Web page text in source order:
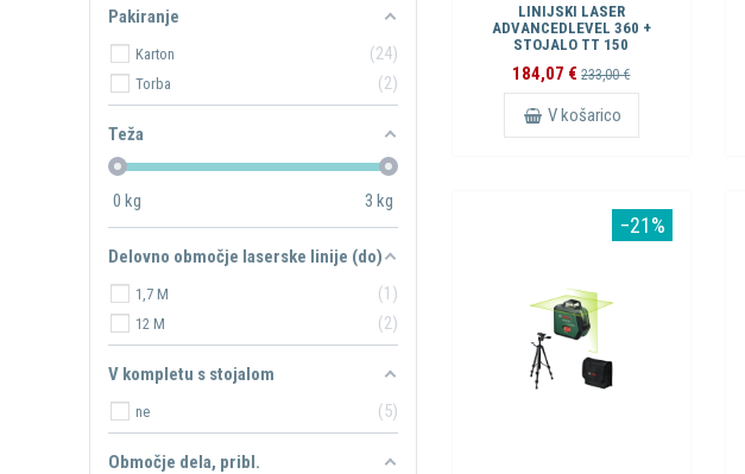
LINIJSKI LASER
ADVANCEDLEVEL 360 +
STOJALO TT 150
184,07 €233,00 €
V košarico
−21%
Pakiranje
Karton 24
Torba 2
Teža
0 kg 3 kg
Delovno območje laserske linije (do)
1,7 M 1
12 M 2
V kompletu s stojalom
ne 5
Območje dela, pribl.